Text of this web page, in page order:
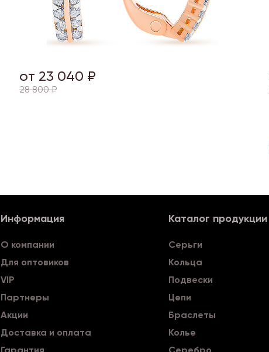
от 23 040 ₽
28 800 ₽
Информация
О компании
Для оптовиков
VIP
Партнеры
Акции
Доставка и оплата
Каталог продукции
Серьги
Кольца
Подвески
Цепи
Браслеты
Колье